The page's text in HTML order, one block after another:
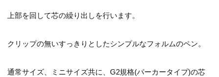
上部を回して芯の繰り出しを行います。
クリップの無いすっきりとしたシンプルなフォルムのペン。
通常サイズ、ミニサイズ共に、G2規格(パーカータイプ)の芯